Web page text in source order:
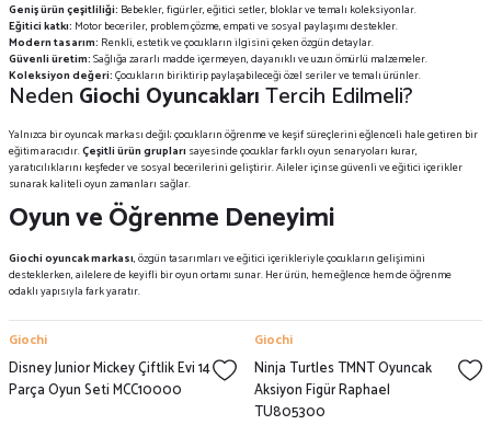
Geniş ürün çeşitliliği: Bebekler, figürler, eğitici setler, bloklar ve temalı koleksiyonlar.
Eğitici katkı: Motor beceriler, problem çözme, empati ve sosyal paylaşımı destekler.
Modern tasarım: Renkli, estetik ve çocukların ilgisini çeken özgün detaylar.
Güvenli üretim:Sağlığa zararlı madde içermeyen, dayanıklı ve uzun ömürlü malzemeler.
Koleksiyon değeri:Çocukların biriktirip paylaşabileceği özel seriler ve temalı ürünler.
Neden Giochi OyuncaklarıTercih Edilmeli?
Yalnızca bir oyuncak markası değil; çocukların öğrenme ve keşif süreçlerini eğlenceli hale getiren bir
eğitim aracıdır.Çeşitli ürün grupları sayesinde çocuklar farklı oyun senaryoları kurar,
yaratıcılıklarını keşfeder ve sosyal becerilerini geliştirir. Aileler içinse güvenli ve eğitici içerikler
sunarak kaliteli oyun zamanları sağlar.
Oyun ve Öğrenme Deneyimi
Giochi oyuncak markası, özgün tasarımları ve eğitici içerikleriyle çocukların gelişimini
desteklerken, ailelere de keyifli bir oyun ortamı sunar. Her ürün, hem eğlence hem de öğrenme
odaklı yapısıyla fark yaratır.
Giochi
Disney Junior Mickey Çiftlik Evi 14
Parça Oyun Seti MCC10000
Giochi
Ninja Turtles TMNT Oyuncak
Aksiyon Figür Raphael
TU805300